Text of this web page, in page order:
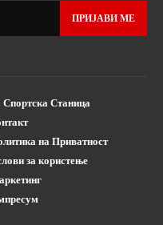
ПРИЈАВИ МЕ
Спортска Станица
на Приватност
за користење